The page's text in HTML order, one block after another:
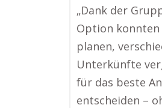
„Dank der
Option
planen,
Unterkünfte
für das beste
entscheiden –